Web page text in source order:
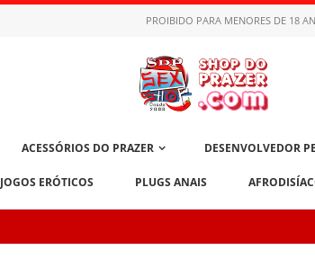
PROIBIDO PARA MENORES DE 18
ACESSÓRIOS DO PRAZER DESENVOLVEDOR
JOGOS ERÓTICOS PLUGS ANAIS